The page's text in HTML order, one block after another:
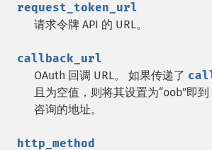
request_token_url
请求令牌 API 的 URL。
callback_url
OAuth 回调 URL。 如果传递了
且为空值，则将其设置为“oob”即到
咨询的地址。
http_method